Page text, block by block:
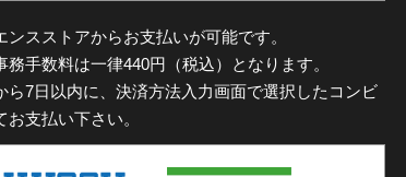
ンスストアからお支払いが可能です。
務手数料は一律440円（税込）となります。
ら7日以内に、決済方法入力画面で選択したコンビ
支払い下さい。